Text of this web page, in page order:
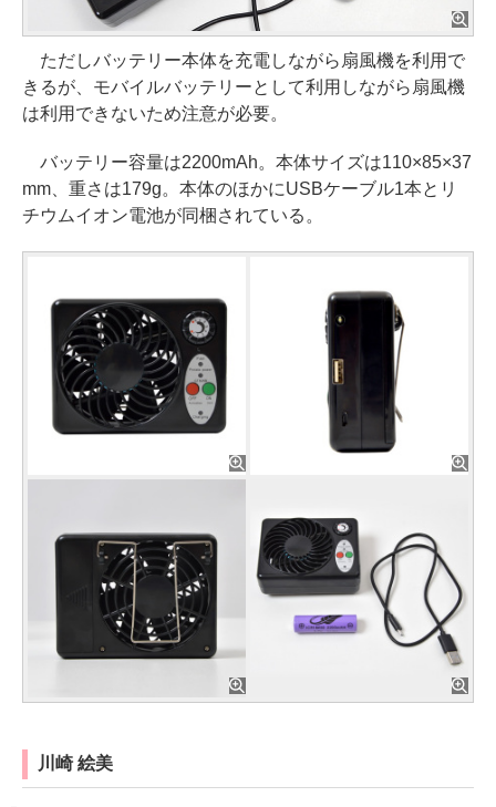
ただしバッテリー本体を充電しながら扇風機を利用で
きるが、モバイルバッテリーとして利用しながら扇風機
は利用できないため注意が必要。
バッテリー容量は2200mAh。本体サイズは110×85×37
mm、重さは179g。本体のほかにUSBケーブル1本とリ
チウムイオン電池が同梱されている。
川崎 絵美